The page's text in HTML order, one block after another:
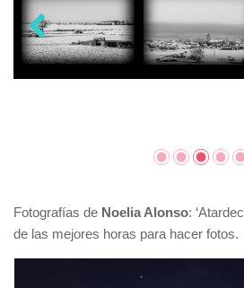
Fotografías de Noelia Alonso:
de las mejores horas para hacer fotos.